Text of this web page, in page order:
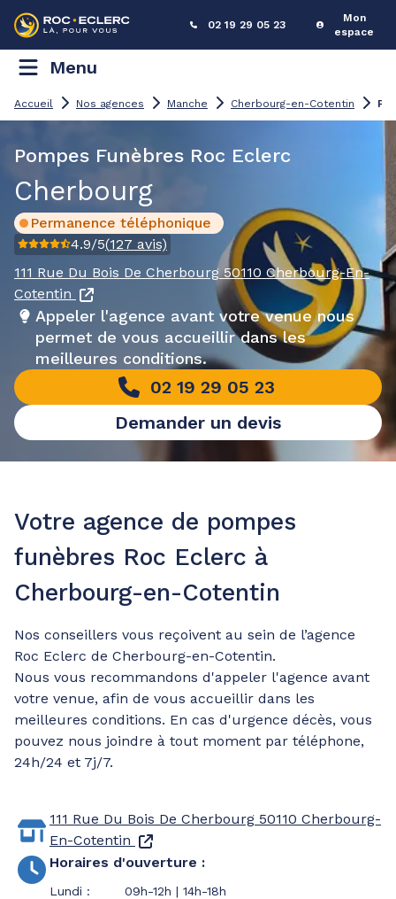
02 19 29 05 23
Mon
espace
Menu
Accueil Nos agences Manche Cherbourg-en-Cotentin
Pompes Funèbres Roc Eclerc
Cherbourg
Permanence téléphonique
4.9/5(127 avis)
111 Rue Du Bois De Cherbourg 50110 Cherbourg-En-
Cotentin
02 19 29 05 23
Demander un devis
Appeler l'agence avant votre venue nous
permet de vous accueillir dans les
meilleures conditions.
Votre agence de pompes
funèbres Roc Eclerc à
Cherbourg-en-Cotentin
Nos conseillers vous reçoivent au sein de l’agence
Roc Eclerc de Cherbourg-en-Cotentin.
Nous vous recommandons d'appeler l'agence avant
votre venue, afin de vous accueillir dans les
meilleures conditions. En cas d'urgence décès, vous
pouvez nous joindre à tout moment par téléphone,
24h/24 et 7j/7.
111 Rue Du Bois De Cherbourg 50110 Cherbourg-
En-Cotentin
Horaires d'ouverture :
Lundi :
09h-12h | 14h-18h